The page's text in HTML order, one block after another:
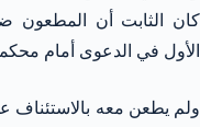
كان الثابت أن المطعون
الأول في الدعوى أمام
ولم يطعن معه بالاستئناف